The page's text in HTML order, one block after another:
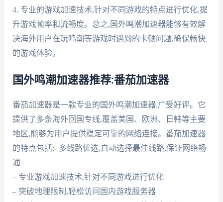
4. 专业的游戏加速技术,针对不同游戏的特点进行优化,提
升游戏帧率和流畅度。总之,国外鸣潮加速器能够有效解
决海外用户在玩鸣潮等游戏时遇到的卡顿问题,确保畅快
的游戏体验。
国外鸣潮加速器推荐:番茄加速器
番茄加速器是一款专业的国外鸣潮加速器,广受好评。它
提供了多条海外回国专线,覆盖美国、欧洲、日韩等主要
地区,能够为用户提供稳定可靠的网络连接。番茄加速器
的特点包括:- 多线路优选,自动选择最佳线路,保证网络畅
通
– 专业游戏加速技术,针对不同游戏进行优化
– 突破地理限制,轻松访问国内游戏服务器